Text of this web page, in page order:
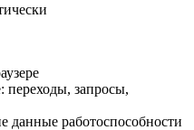
переходы, запросы,
данные работоспособности